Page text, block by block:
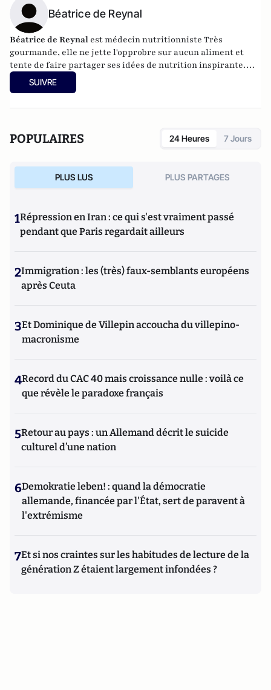
Béatrice de Reynal
Béatrice de Reynal est médecin nutritionniste Très
gourmande, elle ne jette l'opprobre sur aucun aliment et
tente de faire partager ses idées de nutrition inspirante.
Elle est par ailleurs l'auteur du blog "
SUIVRE
POPULAIRES 24 Heures 7 Jours
PLUS LUS PLUS PARTAGES
1Répression en Iran : ce qui s'est vraiment passé
pendant que Paris regardait ailleurs
2Immigration : les (très) faux-semblants européens
après Ceuta
3Et Dominique de Villepin accoucha du villepino-
macronisme
4Record du CAC 40 mais croissance nulle : voilà ce
que révèle le paradoxe français
5Retour au pays : un Allemand décrit le suicide
culturel d’une nation
6Demokratie leben! : quand la démocratie
allemande, financée par l'État, sert de paravent à
l'extrémisme
7Et si nos craintes sur les habitudes de lecture de la
génération Z étaient largement infondées ?